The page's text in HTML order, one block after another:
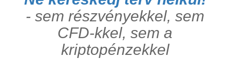
- sem részvényekkel, sem
CFD-kkel, sem a
kriptopénzekkel